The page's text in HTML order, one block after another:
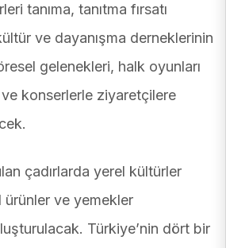
tanıma, tanıtma fırsatı
ve dayanışma derneklerinin
gelenekleri, halk oyunları
konserlerle ziyaretçilere
çadırlarda yerel kültürler
ürünler ve yemekler
Türkiye’nin dört bir